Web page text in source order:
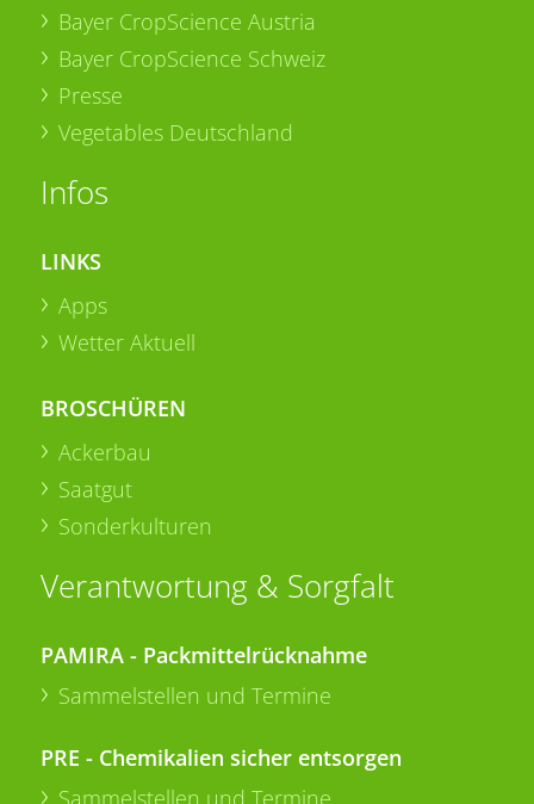
Bayer CropScience Austria
Bayer CropScience Schweiz
Presse
Vegetables Deutschland
Infos
LINKS
Apps
Wetter Aktuell
BROSCHÜREN
Ackerbau
Saatgut
Sonderkulturen
Verantwortung & Sorgfalt
PAMIRA - Packmittelrücknahme
Sammelstellen und Termine
PRE - Chemikalien sicher entsorgen
Sammelstellen und Termine